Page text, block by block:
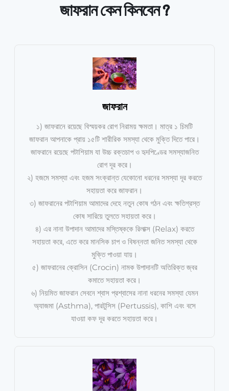
জাফরান কেন কিনবেন ?
জাফরান
১) জাফরানে রয়েছে বিস্ময়কর রোগ নিরাময় ক্ষমতা। মাত্র ১ চিমটি
জাফরান আপনাকে প্রায় ১৫টি শারীরিক সমস্যা থেকে মুক্তি দিতে পারে।
জাফরানে রয়েছে পটাশিয়াম যা উচ্চ রক্তচাপ ও হৃদপিণ্ডের সমস্যাজনিত
রোগ দূর করে।
২) হজমে সমস্যা এবং হজম সংক্রান্ত যেকোনো ধরনের সমস্যা দূর করতে
সহায়তা করে জাফরান।
৩) জাফরানের পটাশিয়াম আমাদের দেহে নতুন কোষ গঠন এবং ক্ষতিগ্রস্ত
কোষ সারিয়ে তুলতে সহায়তা করে।
৪) এর নানা উপাদান আমাদের মস্তিষ্ককে রিলাক্স (Relax) করতে
সহায়তা করে, এতে করে মানসিক চাপ ও বিষন্নতা জনিত সমস্যা থেকে
মুক্তি পাওয়া যায়।
৫) জাফরানের ক্রোসিন (Crocin) নামক উপাদানটি অতিরিক্ত জ্বর
কমাতে সহায়তা করে।
৬) নিয়মিত জাফরান সেবনে শ্বাস প্রশ্বাসের নানা ধরনের সমস্যা যেমন
অ্যাজমা (Asthma), পারটুসিস (Pertussis), কাশি এবং বসে
যাওয়া কফ দূর করতে সহায়তা করে।